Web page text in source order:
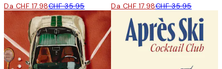
Da CHF 17.98CHF 35.95 Da CHF 17.98CHF 35.95